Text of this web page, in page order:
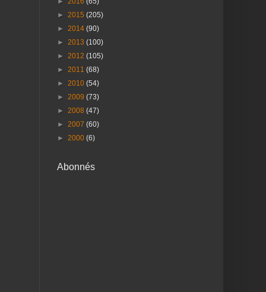
► 2015 (205)
► 2014 (90)
► 2013 (100)
► 2012 (105)
► 2011 (68)
► 2010 (54)
► 2009 (73)
► 2008 (47)
► 2007 (60)
► 2000 (6)
Abonnés